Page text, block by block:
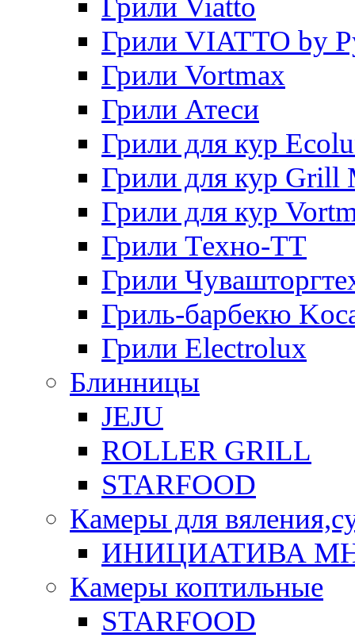
Грили Viatto
Грили VIATTO by
Грили Vortmax
Грили Атеси
Грили для кур
Грили для кур Grill
Грили для кур
Грили Техно-ТТ
Грили
Гриль-барбекю
Грили Electrolux
Блинницы
JEJU
ROLLER GRILL
STARFOOD
Камеры для
ИНИЦИАТИВА
Камеры коптильные
STARFOOD